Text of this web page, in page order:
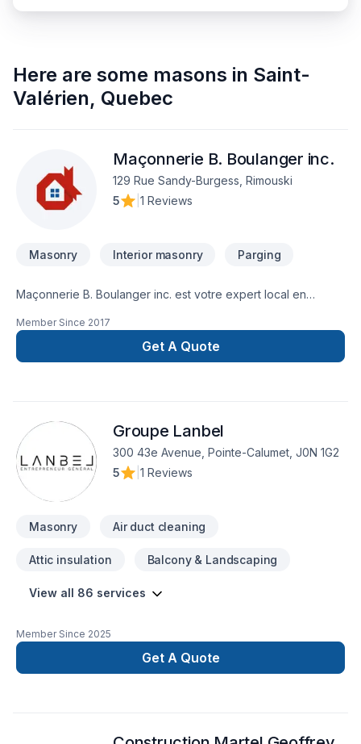
Here are some masons in Saint-
Valérien, Quebec
Maçonnerie B. Boulanger inc.
129 Rue Sandy-Burgess, Rimouski
5
1 Reviews
Masonry Interior masonry Parging
Maçonnerie B. Boulanger inc. est votre expert local en
Laurent,Gaspésie–Îles-de-la-Madeleine, combinant
expérience, innovation et rigueur. Notre équipe
expérimentée vous accompagne à chaque étape, avec des
un service d'exception, centré sur vos besoins et vos
aspirations.
Member Since 2017
Get A Quote
Groupe Lanbel
300 43e Avenue, Pointe-Calumet, J0N 1G2
5
1 Reviews
Masonry Air duct cleaning
Attic insulation Balcony & Landscaping
View all 86 services
Member Since 2025
Get A Quote